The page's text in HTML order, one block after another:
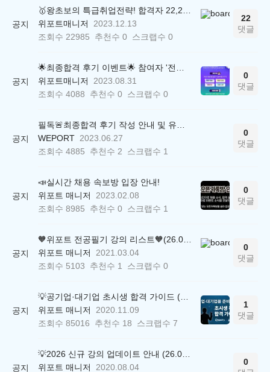
공지
위포트매니저
2023.12.13
조회수 22985 추천수 0 스크랩수 0
22
댓글
공지
위포트매니저
2023.08.31
조회수 4088 추천수 0 스크랩수 0
0
댓글
공지
WEPORT 2023.06.27
조회수 4885 추천수 2 스크랩수 1
0
댓글
공지
📣실시간 채용 속보방 입장 안내!
위포트 매니저
2023.02.08
조회수 8985 추천수 0 스크랩수 1
0
댓글
공지
위포트 매니저
2021.03.04
조회수 5103 추천수 1 스크랩수 0
0
댓글
공지
위포트 매니저
2020.11.09
조회수 85016 추천수 18 스크랩수 7
1
댓글
공지
위포트 매니저
2020.08.04
0